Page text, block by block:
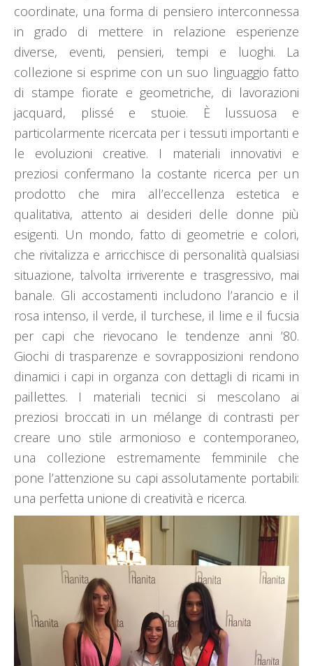
coordinate, una forma di pensiero interconnessa
in grado di mettere in relazione esperienze
diverse, eventi, pensieri, tempi e luoghi. La
collezione si esprime con un suo linguaggio fatto
di stampe fiorate e geometriche, di lavorazioni
jacquard, plissé e stuoie. È lussuosa e
particolarmente ricercata per i tessuti importanti e
le evoluzioni creative. I materiali innovativi e
preziosi confermano la costante ricerca per un
prodotto che mira all’eccellenza estetica e
qualitativa, attento ai desideri delle donne più
esigenti. Un mondo, fatto di geometrie e colori,
che rivitalizza e arricchisce di personalità qualsiasi
situazione, talvolta irriverente e trasgressivo, mai
banale. Gli accostamenti includono l’arancio e il
rosa intenso, il verde, il turchese, il lime e il fucsia
per capi che rievocano le tendenze anni ’80.
Giochi di trasparenze e sovrapposizioni rendono
dinamici i capi in organza con dettagli di ricami in
paillettes. I materiali tecnici si mescolano ai
preziosi broccati in un mélange di contrasti per
creare uno stile armonioso e contemporaneo,
una collezione estremamente femminile che
pone l’attenzione su capi assolutamente portabili:
una perfetta unione di creatività e ricerca.